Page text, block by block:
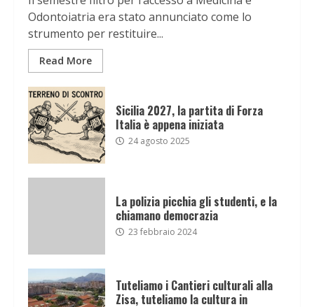
Odontoiatria era stato annunciato come lo
strumento per restituire...
Read More
Sicilia 2027, la partita di Forza
Italia è appena iniziata
24 agosto 2025
La polizia picchia gli studenti, e la
chiamano democrazia
23 febbraio 2024
Tuteliamo i Cantieri culturali alla
Zisa, tuteliamo la cultura in